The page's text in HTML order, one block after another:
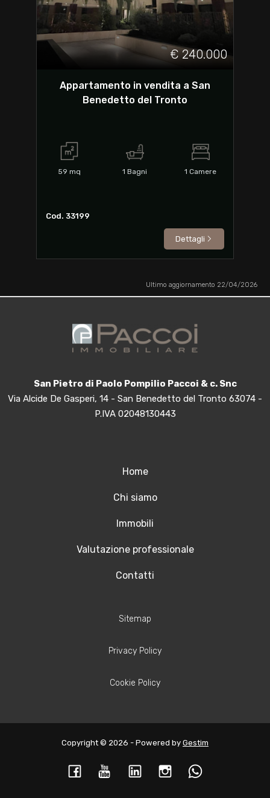
€ 240.000
Appartamento in vendita a San
Benedetto del Tronto
59 mq 1 Bagni 1 Camere
Cod. 33199
Dettagli
Ultimo aggiornamento 22/04/2026
San Pietro di Paolo Pompilio Paccoi & c. Snc
Via Alcide De Gasperi, 14 - San Benedetto del Tronto 63074 -
P.IVA 02048130443
Home
Chi siamo
Immobili
Valutazione professionale
Contatti
Sitemap
Privacy Policy
Cookie Policy
Copyright © 2026 - Powered by Gestim